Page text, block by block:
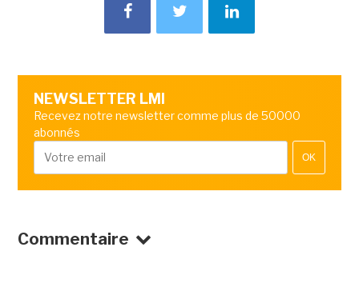
NEWSLETTER LMI
Recevez notre newsletter comme plus de 50000
abonnés
OK
Commentaire